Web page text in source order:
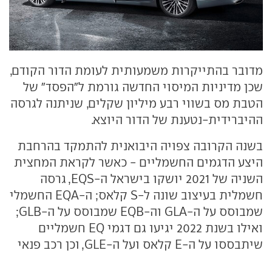
מדובר בהתייקרות משמעותית לעומת הדור הקודם,
שכן מדיניות המיסוי החדשה גורמת ל"הפסד" של
הטבת מס בשווי רבע מיליון שקלים, שניתנה לגרסה
ההיברידית-נטענת של הדור היוצא.
בשנה הקרובה צפויה היבואנית להתמקד בהרחבת
היצע הדגמים החשמליים - כאשר לקראת המחצית
השניה של 2021 יושקו בישראל ה-EQS, גרסה
חשמלית בעיצוב שונה ל-S קלאס; ה-EQA החשמלי
שמבוסס על ה-GLA וה-EQB שמבוסס על ה-GLB;
ואילו בשנת 2022 יגיעו גם דגמי EQ חשמליים
שיתבססו על ה-E קלאס ועל ה-GLE, וכן רכב פנאי